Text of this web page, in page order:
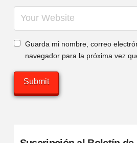
Guarda mi nombre, correo
navegador para la próxima vez